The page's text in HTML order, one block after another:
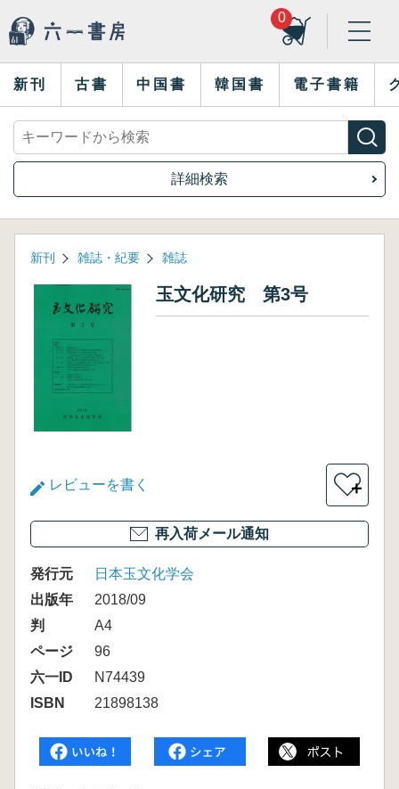
0
新刊 古書 中国書 韓国書 電子書籍
詳細検索
新刊 雑誌・紀要 雑誌
玉文化研究 第3号
レビューを書く ＋
再入荷メール通知
発行元
日本玉文化学会
出版年
2018/09
判
A4
ページ
96
六一ID
N74439
ISBN
21898138